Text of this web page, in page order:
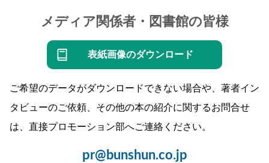
メディア関係者・図書館の皆様
表紙画像のダウンロード
ご希望のデータがダウンロードできない場合や、著者イン
タビューのご依頼、その他の本の紹介に関するお問合せ
は、直接プロモーション部へご連絡ください。
pr@bunshun.co.jp